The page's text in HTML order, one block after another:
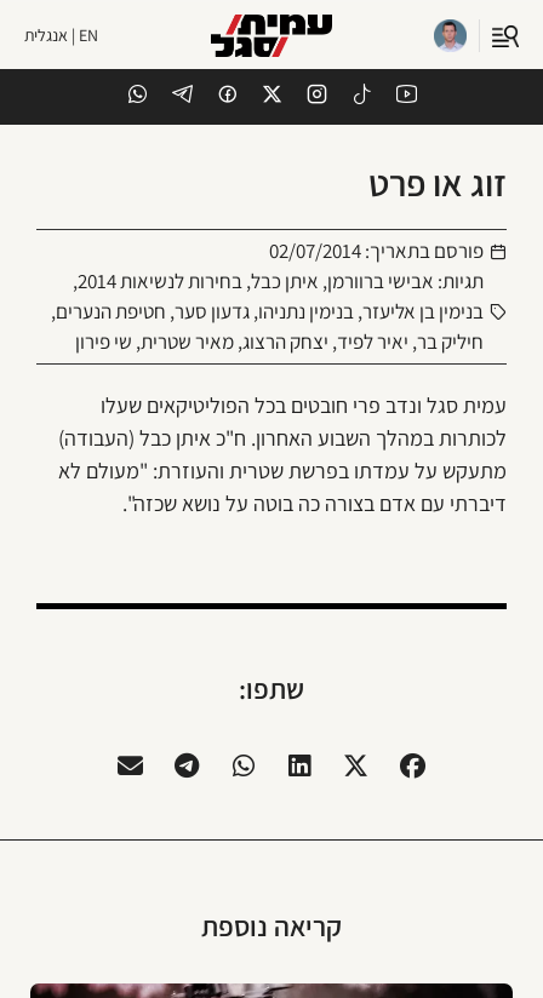
EN | אנגלית
זוג או פרט
פורסם בתאריך:02/07/2014
תגיות: אבישי ברוורמן, איתן כבל,בחירות לנשיאות 2014
,
בנימין בן אליעזר,בנימין נתניהו,גדעון סער, חטיפת הנערים,
חיליק בר, יאיר לפיד, יצחק הרצוג,מאיר שטרית, שי פירון
עמית סגל ונדב פרי חובטים בכל הפוליטיקאים שעלו
לכותרות במהלך השבוע האחרון. ח"כ איתן כבל (העבודה)
מתעקש על עמדתו בפרשת שטרית והעוזרת: "מעולם לא
דיברתי עם אדם בצורה כה בוטה על נושא שכזה".
שתפו:
קריאה נוספת